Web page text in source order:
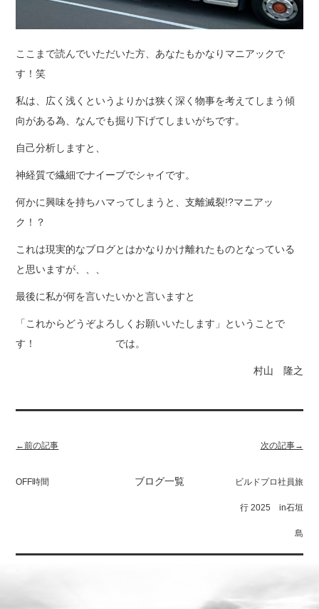
ここまで読んでいただいた方、あなたもかなりマニアックで
す！笑
私は、広く浅くというよりかは狭く深く物事を考えてしまう傾
向がある為、なんでも掘り下げてしまいがちです。
自己分析しますと、
神経質で繊細でナイーブでシャイです。
何かに興味を持ちハマってしまうと、支離滅裂!?マニアッ
ク！？
これは現実的なブログとはかなりかけ離れたものとなっている
と思いますが、、、
最後に私が何を言いたいかと言いますと
「これからどうぞよろしくお願いいたします」ということで
す！ では。
村山 隆之
←前の記事
OFF時間 ブログ一覧
次の記事→
ビルドプロ社員旅
行 2025 in石垣
島